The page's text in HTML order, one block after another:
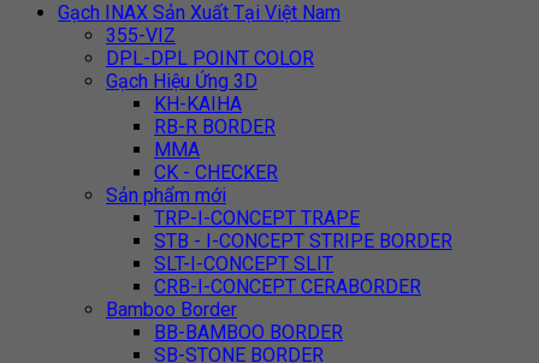
Gạch INAX Sản Xuất Tại Việt Nam
355-VIZ
DPL-DPL POINT COLOR
Gạch Hiệu Ứng 3D
KH-KAIHA
RB-R BORDER
MMA
CK - CHECKER
Sản phẩm mới
TRP-I-CONCEPT TRAPE
STB - I-CONCEPT STRIPE BORDER
SLT-I-CONCEPT SLIT
CRB-I-CONCEPT CERABORDER
Bamboo Border
BB-BAMBOO BORDER
SB-STONE BORDER